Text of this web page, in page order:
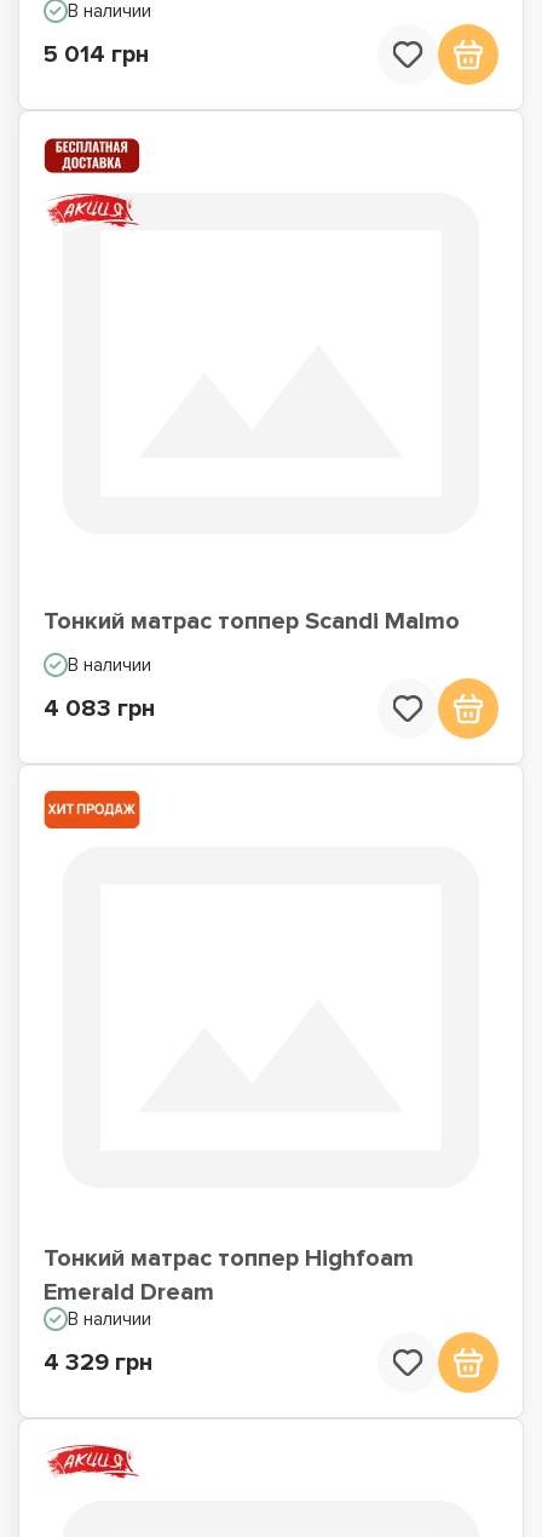
В наличии
5 014 грн
Тонкий матрас топпер Scandi Malmo
В наличии
4 083 грн
Тонкий матрас топпер Highfoam
Emerald Dream
В наличии
4 329 грн